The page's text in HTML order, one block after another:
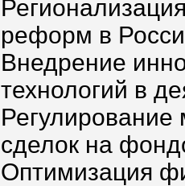
реформ в
Внедрение
технологий в
Регулирование
сделок на
Оптимизация